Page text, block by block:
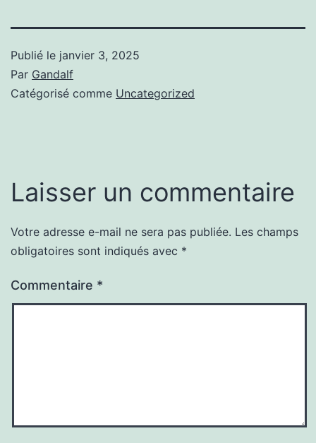
Publié le janvier 3, 2025
Par Gandalf
Catégorisé comme Uncategorized
Laisser un commentaire
Votre adresse e-mail ne sera pas publiée. Les champs
obligatoires sont indiqués avec *
Commentaire *